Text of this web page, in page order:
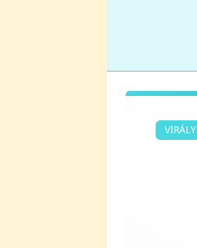
VIRÁLY